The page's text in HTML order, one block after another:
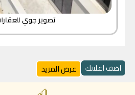
تصوير جوي
اضف اعلانك عرض المزيد